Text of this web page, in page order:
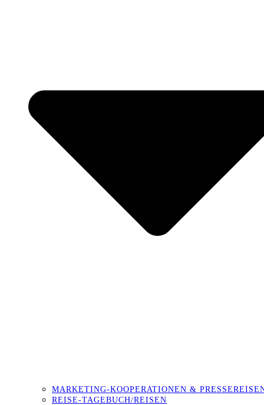
MARKETING-KOOPERATIONEN &
REISE-TAGEBUCH/REISEN